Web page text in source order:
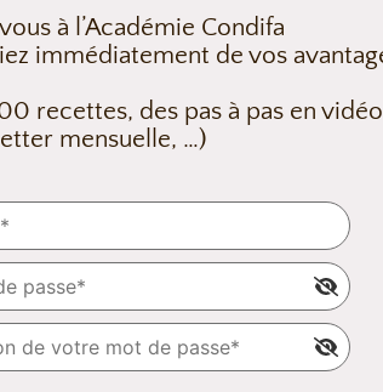
à l’Académie Condifa
immédiatement de vos
recettes, des pas à pas en
mensuelle, …)